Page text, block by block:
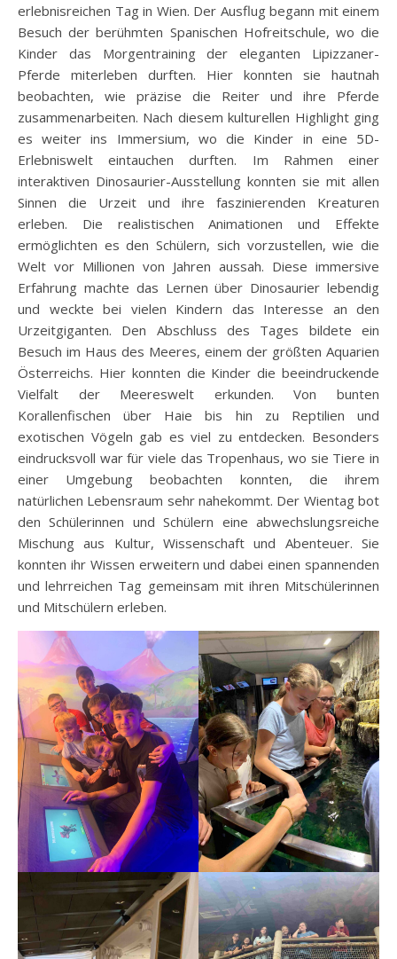
erlebnisreichen Tag in Wien. Der Ausflug begann mit einem
Besuch der berühmten Spanischen Hofreitschule, wo die
Kinder das Morgentraining der eleganten Lipizzaner-
Pferde miterleben durften. Hier konnten sie hautnah
beobachten, wie präzise die Reiter und ihre Pferde
zusammenarbeiten. Nach diesem kulturellen Highlight ging
es weiter ins Immersium, wo die Kinder in eine 5D-
Erlebniswelt eintauchen durften. Im Rahmen einer
interaktiven Dinosaurier-Ausstellung konnten sie mit allen
Sinnen die Urzeit und ihre faszinierenden Kreaturen
erleben. Die realistischen Animationen und Effekte
ermöglichten es den Schülern, sich vorzustellen, wie die
Welt vor Millionen von Jahren aussah. Diese immersive
Erfahrung machte das Lernen über Dinosaurier lebendig
und weckte bei vielen Kindern das Interesse an den
Urzeitgiganten. Den Abschluss des Tages bildete ein
Besuch im Haus des Meeres, einem der größten Aquarien
Österreichs. Hier konnten die Kinder die beeindruckende
Vielfalt der Meereswelt erkunden. Von bunten
Korallenfischen über Haie bis hin zu Reptilien und
exotischen Vögeln gab es viel zu entdecken. Besonders
eindrucksvoll war für viele das Tropenhaus, wo sie Tiere in
einer Umgebung beobachten konnten, die ihrem
natürlichen Lebensraum sehr nahekommt. Der Wientag bot
den Schülerinnen und Schülern eine abwechslungsreiche
Mischung aus Kultur, Wissenschaft und Abenteuer. Sie
konnten ihr Wissen erweitern und dabei einen spannenden
und lehrreichen Tag gemeinsam mit ihren Mitschülerinnen
und Mitschülern erleben.